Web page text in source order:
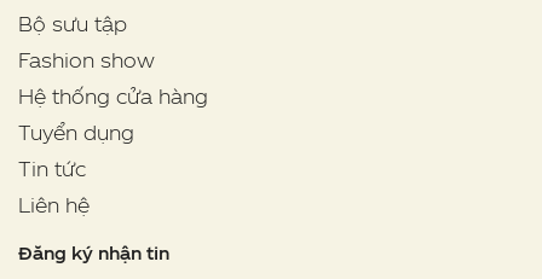
Bộ sưu tập
Fashion show
Hệ thống cửa hàng
Tuyển dụng
Tin tức
Liên hệ
Đăng ký nhận tin